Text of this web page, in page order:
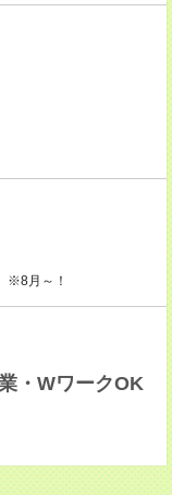
※8月～！
・WワークOK